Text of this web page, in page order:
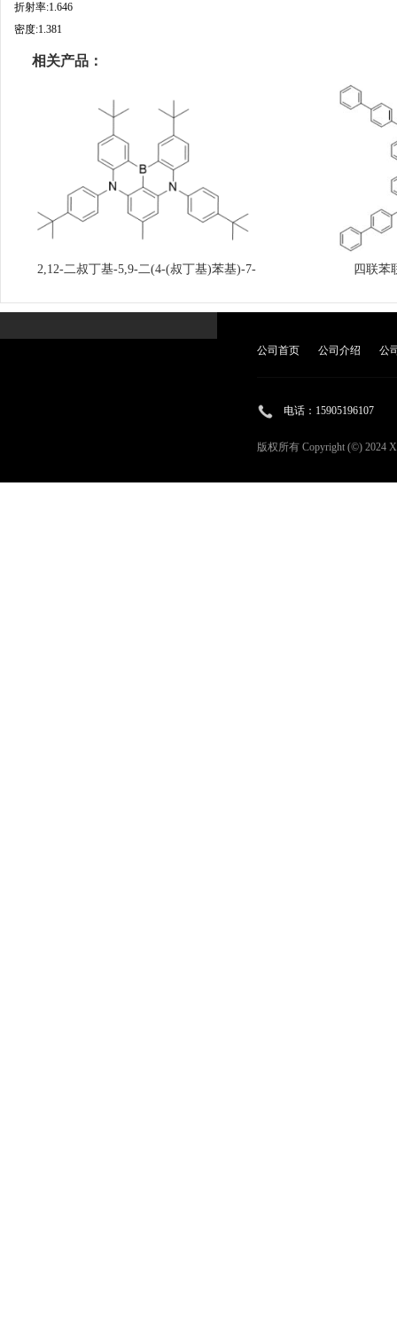
折射率:1.646
密度:1.381
相关产品：
2,12-二叔丁基-5,9-二(4-(叔丁基)苯基)-7-
四联苯
公司首页 公司介绍 公
电话： 15905196107
版权所有 Copyright (©) 2024